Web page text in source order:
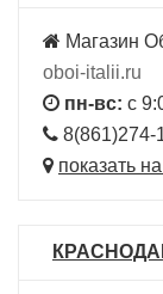
Магазин
oboi-italii.ru
пн-вс: с
8(861)274-
показать